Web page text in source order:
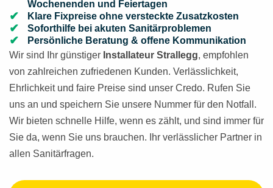
Wochenenden und Feiertagen
Klare Fixpreise ohne versteckte Zusatzkosten
Soforthilfe bei akuten Sanitärproblemen
Persönliche Beratung & offene Kommunikation
Wir sind Ihr günstiger Installateur Strallegg, empfohlen
von zahlreichen zufriedenen Kunden. Verlässlichkeit,
Ehrlichkeit und faire Preise sind unser Credo. Rufen Sie
uns an und speichern Sie unsere Nummer für den Notfall.
Wir bieten schnelle Hilfe, wenn es zählt, und sind immer für
Sie da, wenn Sie uns brauchen. Ihr verlässlicher Partner in
allen Sanitärfragen.